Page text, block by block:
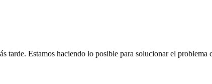
tarde. Estamos haciendo lo posible para solucionar el problema